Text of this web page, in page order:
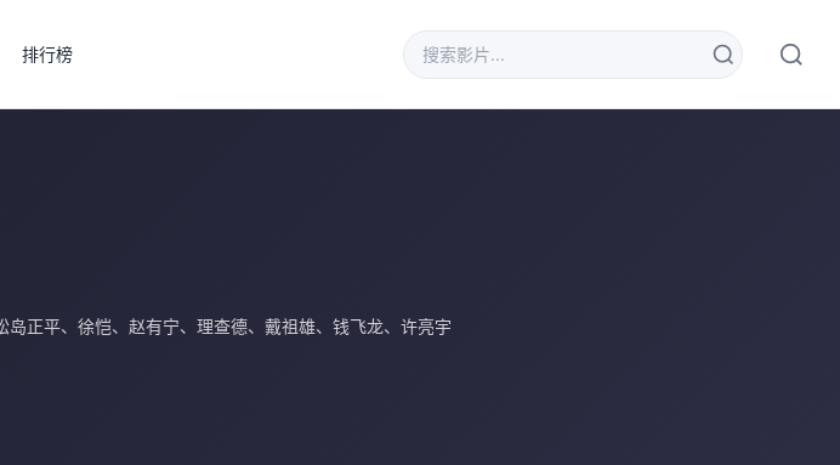
排行榜
岛正平、 徐恺、 赵有宁、 理查德、 戴祖雄、 钱飞龙、 许亮宇